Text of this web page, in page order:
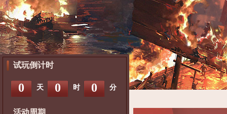
试玩倒计时
0 天 0 时 0 分
活动周期